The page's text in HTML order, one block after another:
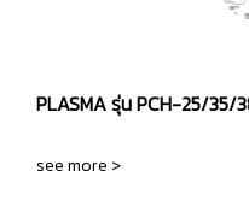
PLASMA รุ่น PCH-25/35/
see more >